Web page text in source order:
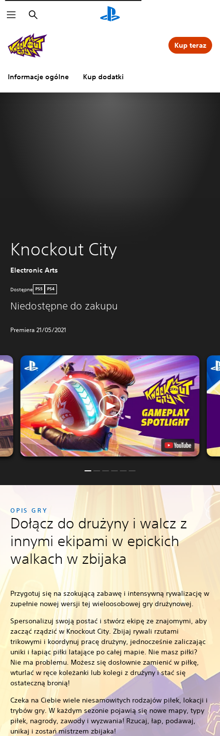
Wyszukaj
Informacje ogólne Kup dodatki
Kup teraz
Knockout City
Electronic Arts
Dostępne PS5 PS4
Niedostępne do zakupu
Premiera 21/05/2021
OPIS GRY
Dołącz do drużyny i walcz z
innymi ekipami w epickich
walkach w zbijaka
Przygotuj się na szokującą zabawę i intensywną rywalizację w
zupełnie nowej wersji tej wieloosobowej gry drużynowej.
Spersonalizuj swoją postać i stwórz ekipę ze znajomymi, aby
zacząć rządzić w Knockout City. Zbijaj rywali rzutami
trikowymi i koordynuj pracę drużyny, jednocześnie zaliczając
uniki i łapiąc piłki latające po całej mapie. Nie masz piłki?
Nie ma problemu. Możesz się dosłownie zamienić w piłkę,
wturlać w ręce koleżanki lub kolegi z drużyny i stać się
ostateczną bronią!
Czeka na Ciebie wiele niesamowitych rodzajów piłek, lokacji i
trybów gry. W każdym sezonie pojawią się nowe mapy, typy
piłek, nagrody, zawody i wyzwania! Rzucaj, łap, podawaj,
unikaj i zostań mistrzem zbijaka!